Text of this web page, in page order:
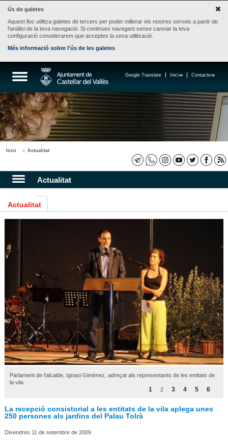
Ús de galetes
Aquest lloc utilitza galetes de tercers per poder millorar els nostres serveis a partir de
l'anàlisi de la teva navegació. Si continues navegant sense canviar la teva
configuració considerarem que acceptes la seva utilització.
Més informació sobre l'ús de les galetes
Contacte
Inici
Google Translate
Inici Actualitat
Actualitat
Actualitat
Parlament de l'alcalde, Ignasi Giménez, adreçat als representants de les entitats de
la vila
1 2 3 4 5 6
La recepció consistorial a les entitats de la vila aplega unes
250 persones als jardins del Palau Tolrà
Divendres 11 de setembre de 2009